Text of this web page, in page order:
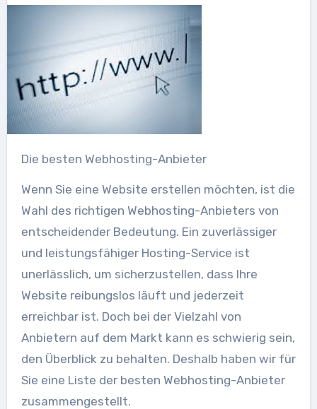
Die besten Webhosting-Anbieter
Wenn Sie eine Website erstellen möchten, ist die
Wahl des richtigen Webhosting-Anbieters von
entscheidender Bedeutung. Ein zuverlässiger
und leistungsfähiger Hosting-Service ist
unerlässlich, um sicherzustellen, dass Ihre
Website reibungslos läuft und jederzeit
erreichbar ist. Doch bei der Vielzahl von
Anbietern auf dem Markt kann es schwierig sein,
den Überblick zu behalten. Deshalb haben wir für
Sie eine Liste der besten Webhosting-Anbieter
zusammengestellt.